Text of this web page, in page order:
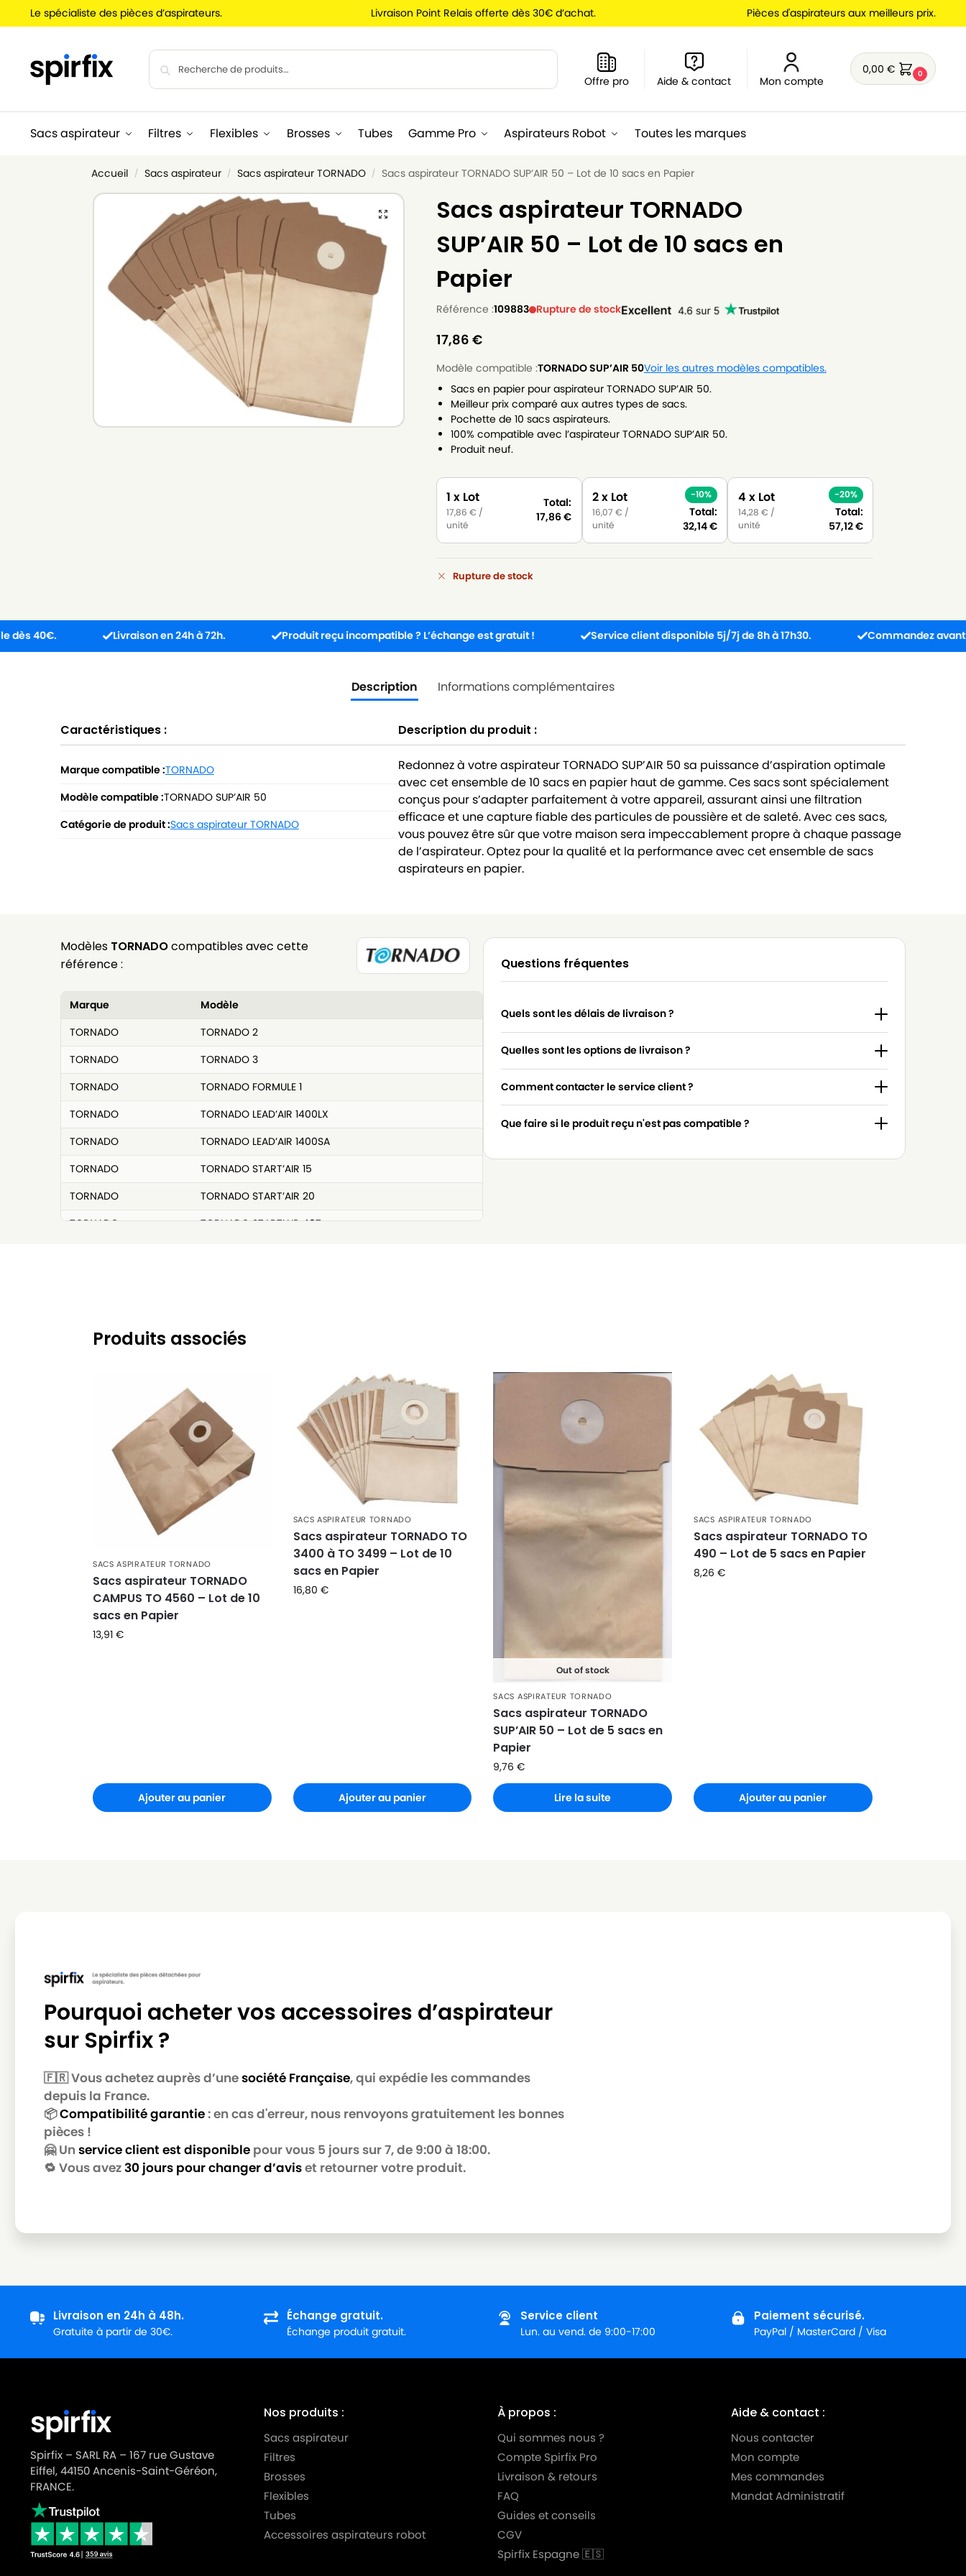
Le spécialiste des pièces d’aspirateurs. Livraison Point Relais offerte dès 30€ d’achat. Pièces d'aspirateurs aux meilleurs prix.
Offre pro Aide & contact Mon compte
0,00€ 0
Sacs aspirateur Filtres Flexibles Brosses Tubes Gamme Pro Aspirateurs Robot Toutes les marques
Accueil / Sacs aspirateur / Sacs aspirateur TORNADO / Sacs aspirateur TORNADO SUP’AIR 50 – Lot de 10 sacs en Papier
Sacs aspirateur TORNADO
SUP’AIR 50 – Lot de 10 sacs en
Papier
Référence :109883 Rupture de stock
17,86 €
Modèle compatible :TORNADO SUP’AIR 50Voir les autres modèles compatibles.
Sacs en papier pour aspirateur TORNADO SUP’AIR 50.
Meilleur prix comparé aux autres types de sacs.
Pochette de 10 sacs aspirateurs.
100% compatible avec l’aspirateur TORNADO SUP’AIR 50.
Produit neuf.
1 x Lot
17,86€ /
unité
Total:
17,86€
2 x Lot
16,07€ /
unité
-10%
Total:
32,14€
4 x Lot
14,28 € /
unité
-20%
Total:
57,12€
Rupture de stock
Livraison en 24h à 72h. Produit reçu incompatible ? L’échange est gratuit ! Service client disponible 5j/7j de 8h à 17h30. Commandez avant 13h :
Description Informations complémentaires
Caractéristiques :
Marque compatible :TORNADO
Modèle compatible :TORNADO SUP’AIR 50
Catégorie de produit :Sacs aspirateur TORNADO
Description du produit :
Redonnez à votre aspirateur TORNADO SUP’AIR 50 sa puissance d’aspiration optimale
avec cet ensemble de 10 sacs en papier haut de gamme. Ces sacs sont spécialement
conçus pour s’adapter parfaitement à votre appareil, assurant ainsi une filtration
efficace et une capture fiable des particules de poussière et de saleté. Avec ces sacs,
vous pouvez être sûr que votre maison sera impeccablement propre à chaque passage
de l’aspirateur. Optez pour la qualité et la performance avec cet ensemble de sacs
aspirateurs en papier.
Modèles TORNADOcompatibles avec cette
référence :
Marque
Modèle
TORNADO
TORNADO 2
TORNADO
TORNADO 3
TORNADO
TORNADO FORMULE 1
TORNADO
TORNADO LEAD’AIR 1400LX
TORNADO
TORNADO LEAD’AIR 1400SA
TORNADO
TORNADO START’AIR 15
TORNADO
TORNADO START’AIR 20
TORNADO
TORNADO START’AIR 40T
TORNADO
TORNADO SUP’AIR 800
TORNADO SUP’AIR TX
TORNADO
TORNADO TX
TORNADO
TORNADO TY
TORNADO TZ
Questions fréquentes
Quels sont les délais de livraison ?
Quelles sont les options de livraison ?
Comment contacter le service client ?
Que faire si le produit reçu n'est pas compatible ?
Produits associés
SACS ASPIRATEUR TORNADO
Sacs aspirateur TORNADO
CAMPUS TO 4560 – Lot de 10
sacs en Papier
13,91 €
Ajouter au panier
SACS ASPIRATEUR TORNADO
Sacs aspirateur TORNADO TO
3400 à TO 3499 – Lot de 10
sacs en Papier
16,80 €
Ajouter au panier
Out of stock
SACS ASPIRATEUR TORNADO
Sacs aspirateur TORNADO
SUP’AIR 50 – Lot de 5 sacs en
Papier
9,76€
Lire la suite
SACS ASPIRATEUR TORNADO
Sacs aspirateur TORNADO TO
490 – Lot de 5 sacs en Papier
8,26€
Ajouter au panier
Pourquoi acheter vos accessoires d’aspirateur
sur Spirfix ?
🇫🇷 Vous achetez auprès d’unesociété Française, qui expédie les commandes
depuis la France.
📦Compatibilité garantie: en cas d'erreur, nous renvoyons gratuitement les bonnes
pièces !
🤗 Un service client est disponible pour vous 5 jours sur 7, de 9:00 à 18:00.
🔁 Vous avez30 jours pour changer d’aviset retourner votre produit.
Livraison en 24h à 48h.
Gratuite à partir de 30€.
Échange gratuit.
Échange produit gratuit.
Service client
Lun. au vend. de 9:00-17:00
Paiement sécurisé.
PayPal / MasterCard / Visa
Spirfix – SARL RA – 167 rue Gustave
Eiffel, 44150 Ancenis-Saint-Géréon,
FRANCE.
Nos produits :
Sacs aspirateur
Filtres
Brosses
Flexibles
Tubes
Accessoires aspirateurs robot
À propos :
Qui sommes nous ?
Compte Spirfix Pro
Livraison & retours
FAQ
Guides et conseils
CGV
Spirfix Espagne 🇪🇸
Aide & contact :
Nous contacter
Mon compte
Mes commandes
Mandat Administratif